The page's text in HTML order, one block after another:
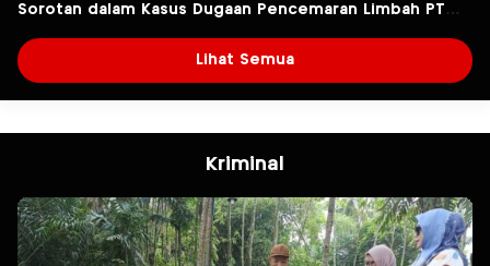
Sorotan dalam Kasus Dugaan Pencemaran Limbah PT
Lihat Semua
Kriminal